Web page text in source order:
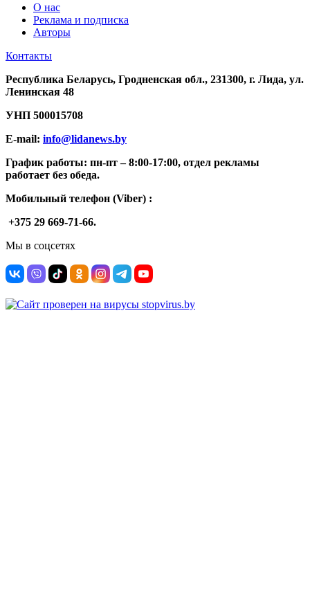
О нас
Реклама и подписка
Авторы
Контакты
Республика Беларусь, Гродненская обл., 231300, г. Лида, ул.
Ленинская 48
УНП 500015708
E-mail: info@lidanews.by
График работы: пн-пт –8:00-17:00, отдел рекламы
работает без обеда.
Мобильный телефон (Viber) :
+375 29 669-71-66.
Мы в соцсетях